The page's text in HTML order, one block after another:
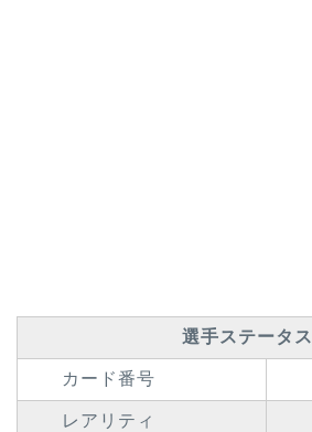
選手ステータス
カード番号
レアリティ